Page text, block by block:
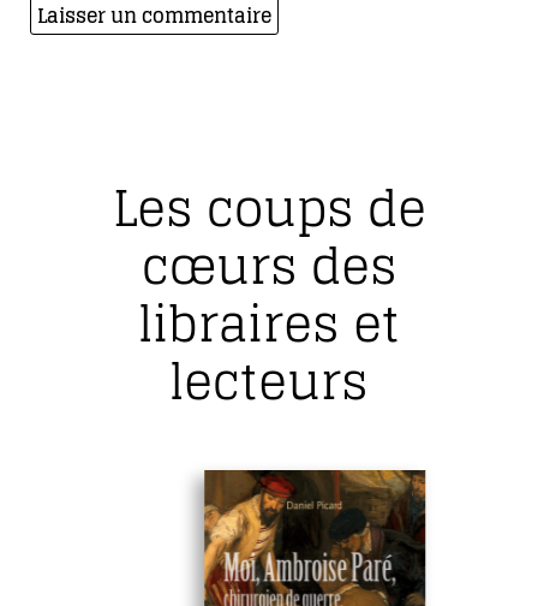
Les coups de
cœurs des
libraires et
lecteurs